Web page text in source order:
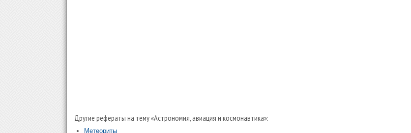
Другие рефераты на тему «Астрономия, авиация и космонавтика»:
Метеориты